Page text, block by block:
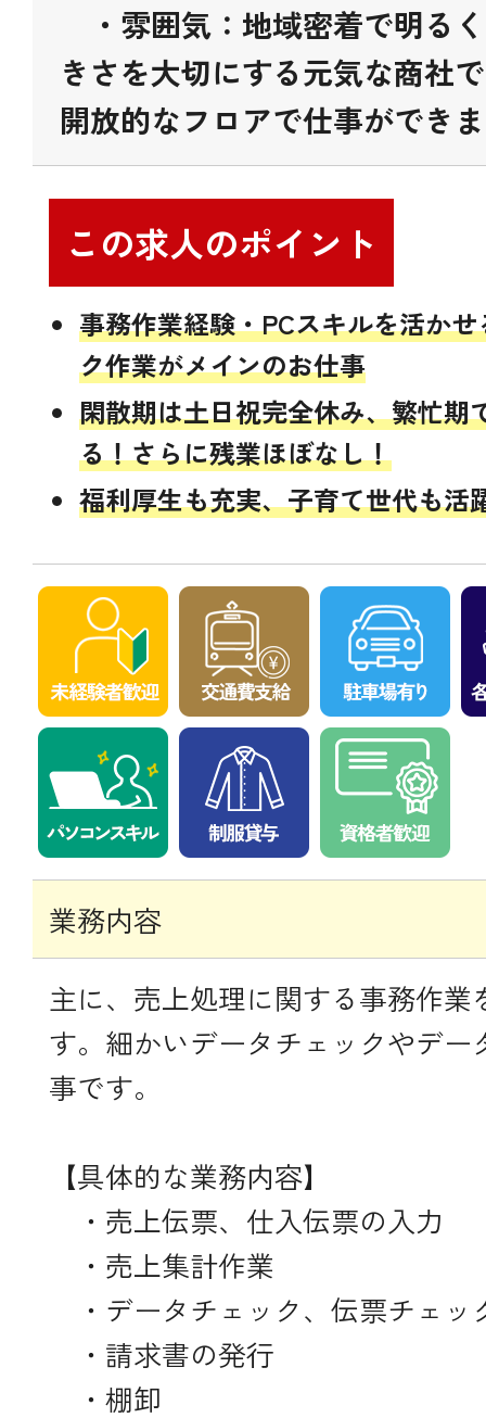
・雰囲気：地域密着で明る
きさを大切にする元気な商社
開放的なフロアで仕事ができ
この求人のポイント
事務作業経験・PCスキルを活か
ク作業がメインのお仕事
閑散期は土日祝完全休み、繁忙期
る！さらに残業ほぼなし！
福利厚生も充実、子育て世代も活
業務内容
主に、売上処理に関する事務作
す。細かいデータチェックやデ
事です。
【具体的な業務内容】
・売上伝票、仕入伝票の入力
・売上集計作業
・データチェック、伝票チェッ
・請求書の発行
・棚卸